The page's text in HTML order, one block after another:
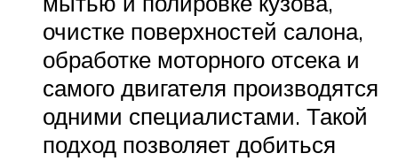
очистке поверхностей салона,
обработке моторного отсека и
самого двигателя производятся
одними специалистами. Такой
подход позволяет добиться